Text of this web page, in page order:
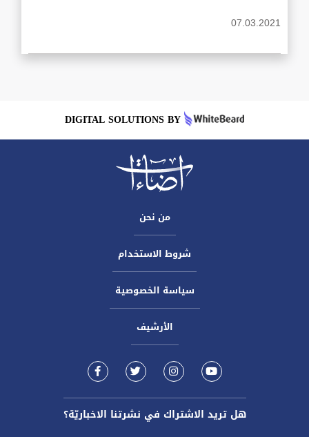
07.03.2021
DIGITAL SOLUTIONS BY
من نحن
شروط الاستخدام
سياسة الخصوصية
الأرشيف
هل تريد الاشتراك في نشرتنا الاخباريّة؟